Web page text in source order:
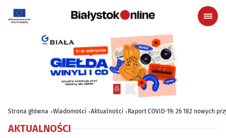
Strona główna Wiadomości Aktualności Raport COVID-19: 26 182 nowych
AKTUALNOŚCI